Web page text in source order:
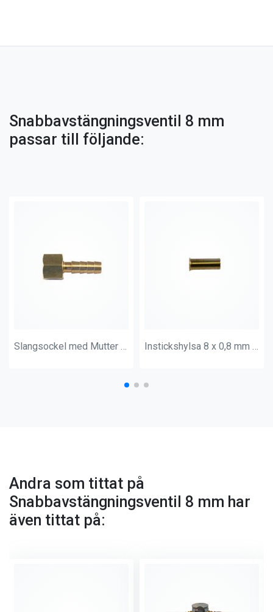
Snabbavstängningsventil 8 mm
passar till följande:
Slangsockel med Mutter 8 mm Instickshylsa 8 x 0,8 mm bulk
Andra som tittat på
Snabbavstängningsventil 8 mm har
även tittat på: